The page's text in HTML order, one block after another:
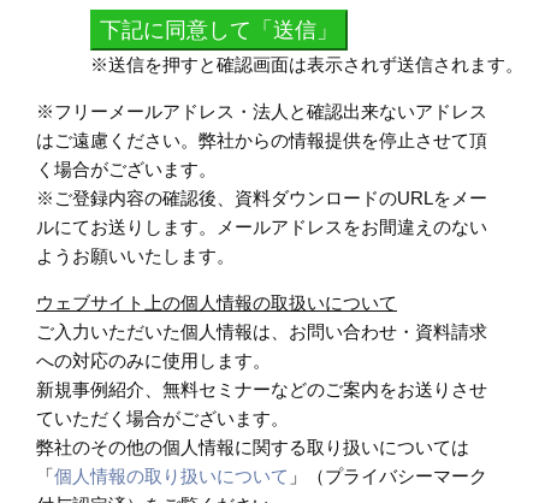
※送信を押すと確認画面は表示されず送信されます。
※フリーメールアドレス・法人と確認出来ないアドレス
はご遠慮ください。弊社からの情報提供を停止させて頂
く場合がございます。
※ご登録内容の確認後、資料ダウンロードのURLをメー
ルにてお送りします。メールアドレスをお間違えのない
ようお願いいたします。
ウェブサイト上の個人情報の取扱いについて
ご入力いただいた個人情報は、お問い合わせ・資料請求
への対応のみに使用します。
新規事例紹介、無料セミナーなどのご案内をお送りさせ
ていただく場合がございます。
弊社のその他の個人情報に関する取り扱いについては
「個人情報の取り扱いについて 」（プライバシーマーク